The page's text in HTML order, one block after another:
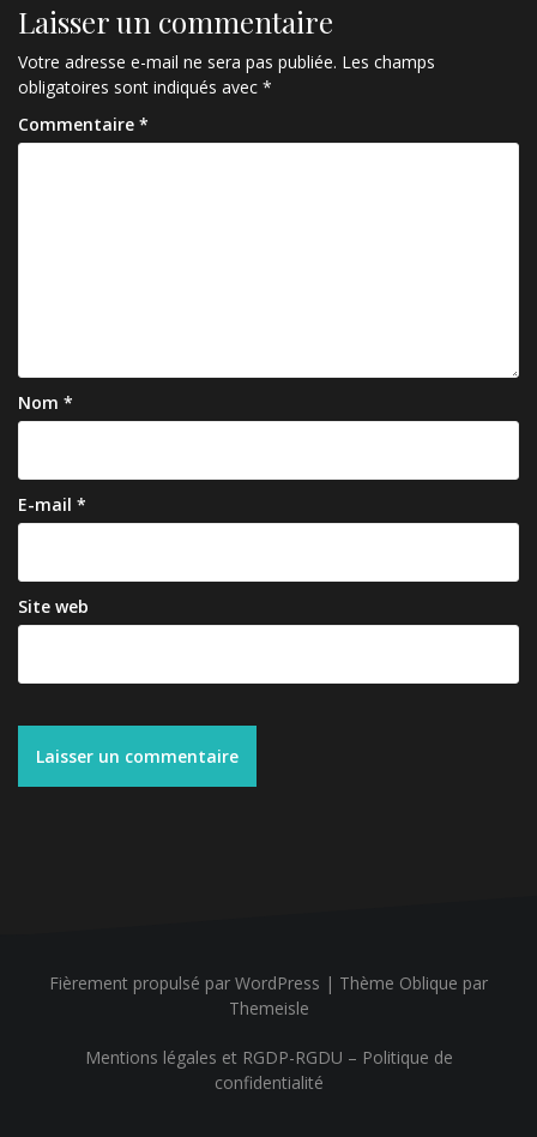
Laisser un commentaire
Votre adresse e-mail ne sera pas publiée. Les champs
obligatoires sont indiqués avec *
Commentaire *
Nom *
E-mail *
Site web
Fièrement propulsé par WordPress | Thème Oblique par
Themeisle
Mentions légales et RGDP-RGDU – Politique de
confidentialité